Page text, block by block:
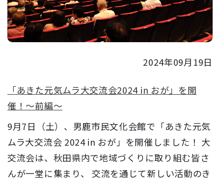
2024年09月19日
「あきた元気ムラ大交流会2024 in おが」を開
催！～前編～
9月7日（土）、男鹿市民文化会館で「あきた元気
ムラ大交流会 2024 in おが」を開催しました！ 大
交流会は、秋田県内で地域づくりに取り組む皆さ
んが一堂に集まり、 交流を通じて新しい活動のき